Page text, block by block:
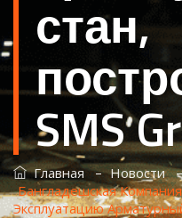
стан,
SMS
Главная–Новости
Бангладешская
Эксплуатацию